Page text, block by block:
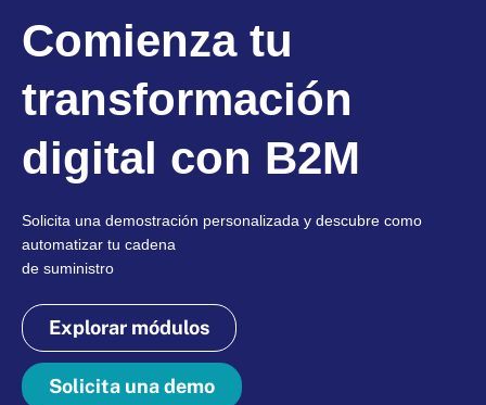
Comienza tu
transformación
digital con B2M
Solicita una demostración personalizada y descubre como
automatizar tu cadena
de suministro
Explorar módulos
Solicita una demo